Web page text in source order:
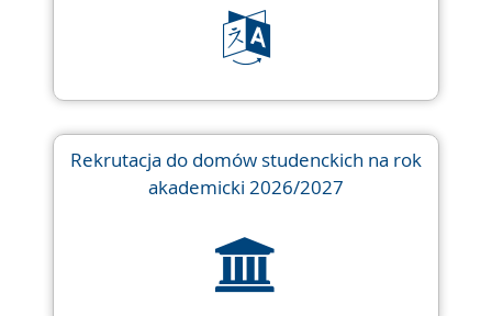
Rekrutacja do domów studenckich na rok
akademicki 2026/2027